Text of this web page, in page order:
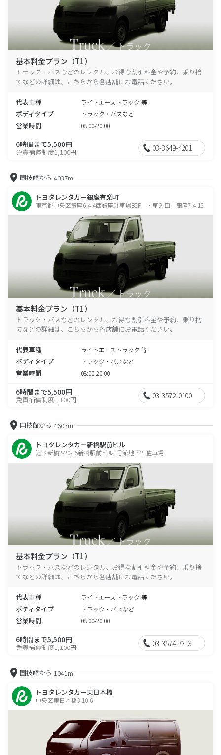
基本料金プラン（T1）
トラック・バスなどのレンタル、お得な割引料金や予約、乗り捨
てなどの詳細は、こちらから各店舗にお電話ください。
代表車種 ライトエーストラック 等
ボディタイプ トラック・バスなど
営業時間 08:00-20:00
6時間まで5,500円
免責補償制度1,100円 03-3649-4201
国技館から 4037m
トヨタレンタカー銀座有楽町
東京都中央区銀座6-4-4西銀座駐車場B2F ・車入口：銀座7-4-12
基本料金プラン（T1）
トラック・バスなどのレンタル、お得な割引料金や予約、乗り捨
てなどの詳細は、こちらから各店舗にお電話ください。
代表車種 ライトエーストラック 等
ボディタイプ トラック・バスなど
営業時間 08:00-20:00
6時間まで5,500円
免責補償制度1,100円 03-3572-0100
国技館から 4607m
トヨタレンタカー新橋駅前ビル
港区新橋2-20-15新橋駅前ビル1号館地下2F駐車場
基本料金プラン（T1）
トラック・バスなどのレンタル、お得な割引料金や予約、乗り捨
てなどの詳細は、こちらから各店舗にお電話ください。
代表車種 ライトエーストラック 等
ボディタイプ トラック・バスなど
営業時間 08:00-20:00
6時間まで5,500円
免責補償制度1,100円 03-3574-7313
国技館から 1041m
トヨタレンタカー東日本橋
中央区東日本橋3-10-6